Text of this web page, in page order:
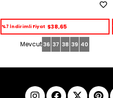
%7 İndirimli Fiyat $38,65
36 37 38 39 40